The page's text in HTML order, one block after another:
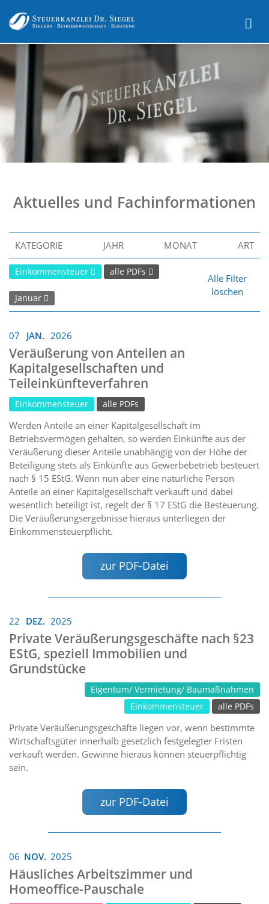
Aktuelles und Fachinformationen
KATEGORIE JAHR MONAT ART
Einkommensteuer alle PDFs
Januar
Alle Filter
löschen
07 JAN. 2026
Veräußerung von Anteilen an
Kapitalgesellschaften und
Teileinkünfteverfahren
Einkommensteuer alle PDFs
Werden Anteile an einer Kapitalgesellschaft im
Betriebsvermögen gehalten, so werden Einkünfte aus der
Veräußerung dieser Anteile unabhängig von der Höhe der
Beteiligung stets als Einkünfte aus Gewerbebetrieb besteuert
nach § 15 EStG. Wenn nun aber eine natürliche Person
Anteile an einer Kapitalgesellschaft verkauft und dabei
wesentlich beteiligt ist, regelt der § 17 EStG die Besteuerung.
Die Veräußerungsergebnisse hieraus unterliegen der
Einkommensteuerpflicht.
zur PDF-Datei
22 DEZ. 2025
Private Veräußerungsgeschäfte nach §23
EStG, speziell Immobilien und
Grundstücke
Eigentum/ Vermietung/ Baumaßnahmen
Einkommensteuer
alle PDFs
Private Veräußerungsgeschäfte liegen vor, wenn bestimmte
Wirtschaftsgüter innerhalb gesetzlich festgelegter Fristen
verkauft werden. Gewinne hieraus können steuerpflichtig
sein.
zur PDF-Datei
06 NOV. 2025
Häusliches Arbeitszimmer und
Homeoffice-Pauschale